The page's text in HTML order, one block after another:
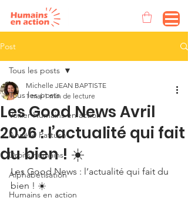
Post
Tous les posts
Voilier Humains en action
Anaëlle Pattush
Droits humains
Alphabétisation
Humains en action
Tous les posts
Les Good News Avril
2026 : l’actualité qui fait
du bien ! ☀️
Michelle JEAN BAPTISTE
1 mai 1 min de lecture
Les Good News : l’actualité qui fait du
bien ! ☀️